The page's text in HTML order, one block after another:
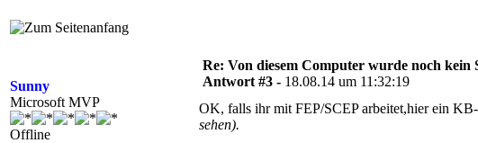
Sunny
Microsoft MVP
Offline
Re: Von diesem Computer wurde noch kein
Antwort #3 - 18.08.14 um 11:32:19
OK, falls ihr mit FEP/SCEP arbeitet,hier ein
sehen).